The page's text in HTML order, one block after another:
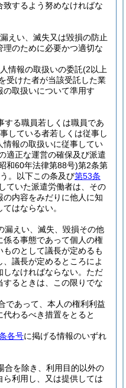
するよう努めなければな
えい、滅失又は毀損の防止
のために必要かつ適切な
情報の取扱いの委託(2以上
受けた者が当該受託した業
取扱いについて準用す
する職員若しくは職員であ
している者若しくは従事し
報の取扱いに従事してい
適正な運営の確保及び派遣
和60年法律第88号)第2条第
。以下この条及び第53条
ていた派遣労働者は、その
内容をみだりに他人に知
はならない。
漏えい、滅失、毀損その他
る事態であって個人の権
のとして議長が定めるも
議長が定めるところによ
なければならない。 ただ
するときは、この限りでな
であって、本人の権利利益
わるべき措置をとると
各号に掲げる情報のいずれ
合を除き、利用目的以外の
ら利用し、又は提供しては